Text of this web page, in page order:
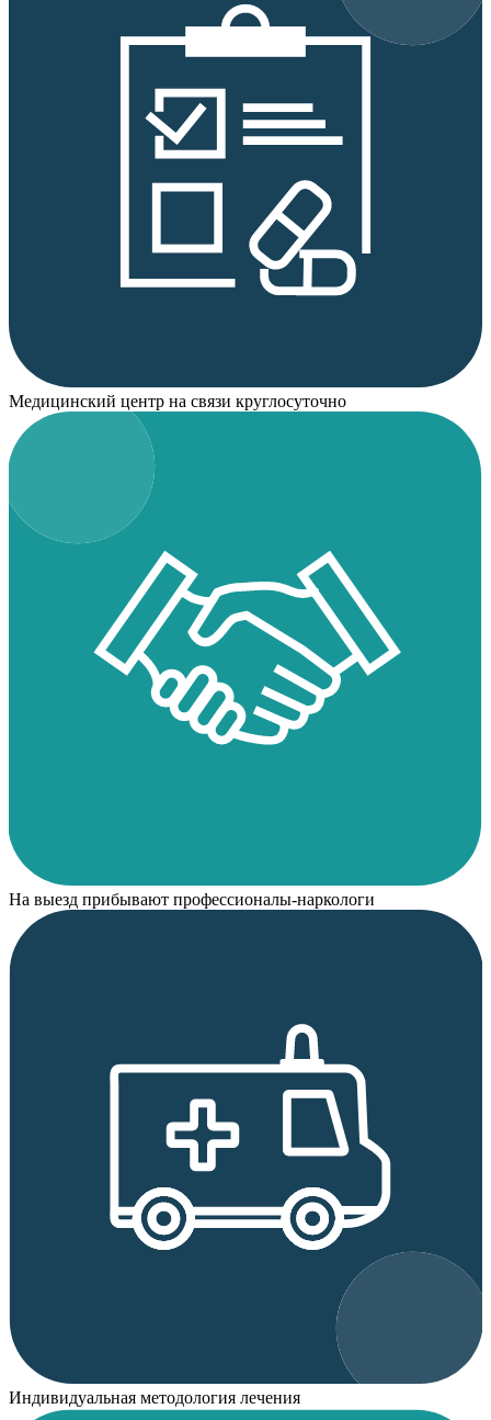
Медицинский центр на связи круглосуточно
На выезд прибывают профессионалы-наркологи
Индивидуальная методология лечения